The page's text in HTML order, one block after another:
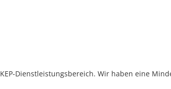
Dienstleistungsbereich. Wir haben eine